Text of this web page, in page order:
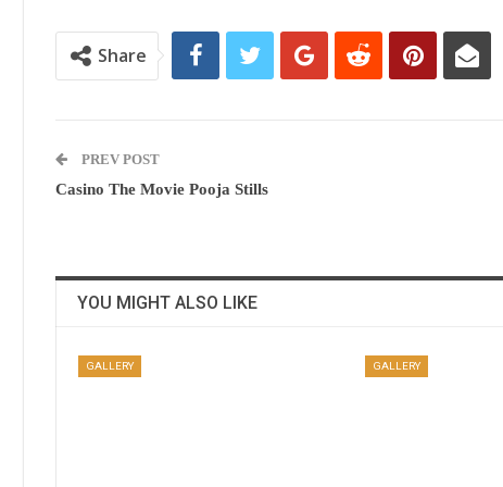
Share
PREV POST
Casino The Movie Pooja Stills
YOU MIGHT ALSO LIKE
GALLERY GALLERY